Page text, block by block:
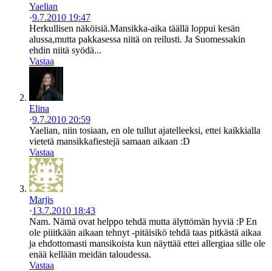
Yaelian
·9.7.2010 19:47
Herkullisen näköisiä.Mansikka-aika täällä loppui kesän
alussa,mutta pakkasessa niitä on reilusti. Ja Suomessakin
ehdin niitä syödä...
Vastaa
Elina
·9.7.2010 20:59
Yaelian, niin tosiaan, en ole tullut ajatelleeksi, ettei kaikkialla
vietetä mansikkafiestejä samaan aikaan :D
Vastaa
Marjis
·13.7.2010 18:43
Nam. Nämä ovat helppo tehdä mutta älyttömän hyviä :P En
ole piiitkään aikaan tehnyt -pitäisikö tehdä taas pitkästä aikaa
ja ehdottomasti mansikoista kun näyttää ettei allergiaa sille ole
enää kellään meidän taloudessa.
Vastaa